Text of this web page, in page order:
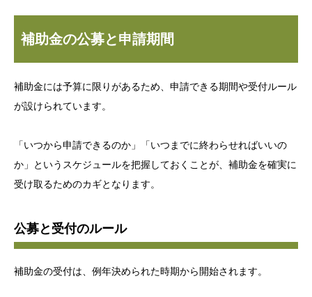
補助金の公募と申請期間
補助金には予算に限りがあるため、申請できる期間や受付ルール
が設けられています。
「いつから申請できるのか」「いつまでに終わらせればいいの
か」というスケジュールを把握しておくことが、補助金を確実に
受け取るためのカギとなります。
公募と受付のルール
補助金の受付は、例年決められた時期から開始されます。